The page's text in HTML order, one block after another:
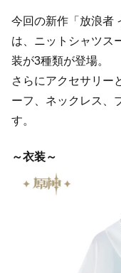
今回の新作「放浪者
は、ニットシャツス
装が3種類が登場。
さらにアクセサリー
ーフ、ネックレス、
す。
～衣装～